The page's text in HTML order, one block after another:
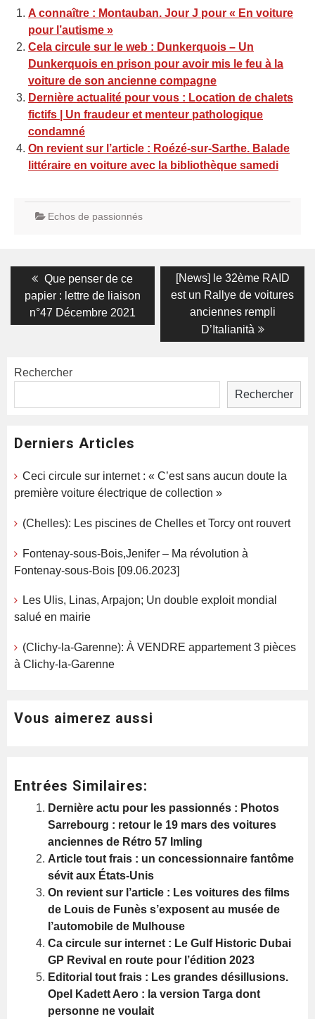
A connaître : Montauban. Jour J pour « En voiture
pour l’autisme »
Cela circule sur le web : Dunkerquois – Un
Dunkerquois en prison pour avoir mis le feu à la
voiture de son ancienne compagne
Dernière actualité pour vous : Location de chalets
fictifs | Un fraudeur et menteur pathologique
condamné
On revient sur l’article : Roézé-sur-Sarthe. Balade
littéraire en voiture avec la bibliothèque samedi
Echos de passionnés
Navigation
de
l’article
Previous
post:
Que penser de ce
papier : lettre de liaison
n°47 Décembre 2021
Next
post:
[News] le 32ème RAID
est un Rallye de voitures
anciennes rempli
D’Italianità
Rechercher
Rechercher
Derniers Articles
Ceci circule sur internet : « C’est sans aucun doute la
première voiture électrique de collection »
(Chelles): Les piscines de Chelles et Torcy ont rouvert
Fontenay-sous-Bois,Jenifer – Ma révolution à
Fontenay-sous-Bois [09.06.2023]
Les Ulis, Linas, Arpajon; Un double exploit mondial
salué en mairie
(Clichy-la-Garenne): À VENDRE appartement 3 pièces
à Clichy-la-Garenne
Vous aimerez aussi
Entrées Similaires:
Dernière actu pour les passionnés : Photos
Sarrebourg : retour le 19 mars des voitures
anciennes de Rétro 57 Imling
Article tout frais : un concessionnaire fantôme
sévit aux États-Unis
On revient sur l’article : Les voitures des films
de Louis de Funès s’exposent au musée de
l’automobile de Mulhouse
Ca circule sur internet : Le Gulf Historic Dubai
GP Revival en route pour l’édition 2023
Editorial tout frais : Les grandes désillusions.
Opel Kadett Aero : la version Targa dont
personne ne voulait